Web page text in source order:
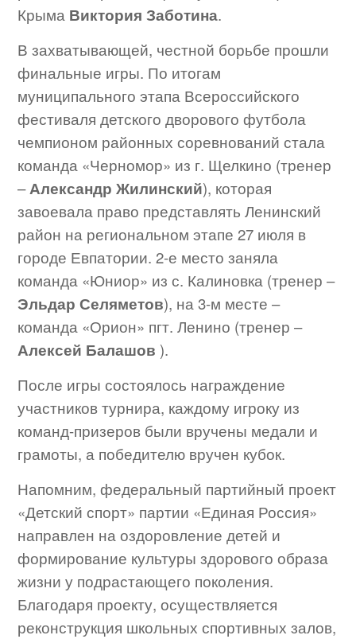
Крыма Виктория Заботина.
В захватывающей, честной борьбе прошли
финальные игры. По итогам
муниципального этапа Всероссийского
фестиваля детского дворового футбола
чемпионом районных соревнований стала
команда «Черномор» из г. Щелкино (тренер
–Александр Жилинский), которая
завоевала право представлять Ленинский
район на региональном этапе 27 июля в
городе Евпатории. 2-е место заняла
команда «Юниор» из с. Калиновка (тренер –
Эльдар Селяметов), на 3-м месте –
команда «Орион» пгт. Ленино (тренер –
Алексей Балашов ).
После игры состоялось награждение
участников турнира, каждому игроку из
команд-призеров были вручены медали и
грамоты, а победителю вручен кубок.
Напомним, федеральный партийный проект
«Детский спорт» партии «Единая Россия»
направлен на оздоровление детей и
формирование культуры здорового образа
жизни у подрастающего поколения.
Благодаря проекту, осуществляется
реконструкция школьных спортивных залов,